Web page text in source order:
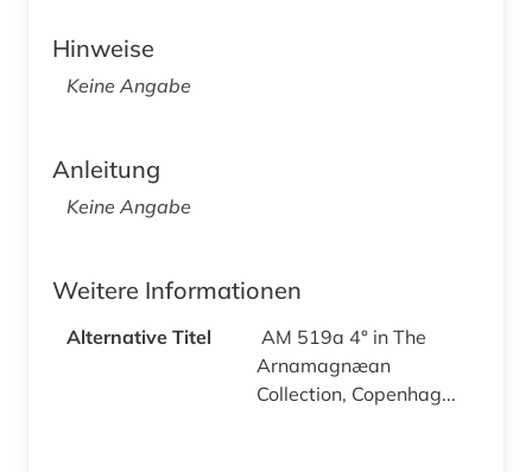
Hinweise
Keine Angabe
Anleitung
Keine Angabe
Weitere Informationen
Alternative Titel
AM 519a 4° in The
Arnamagnæan
Collection, Copenhag...